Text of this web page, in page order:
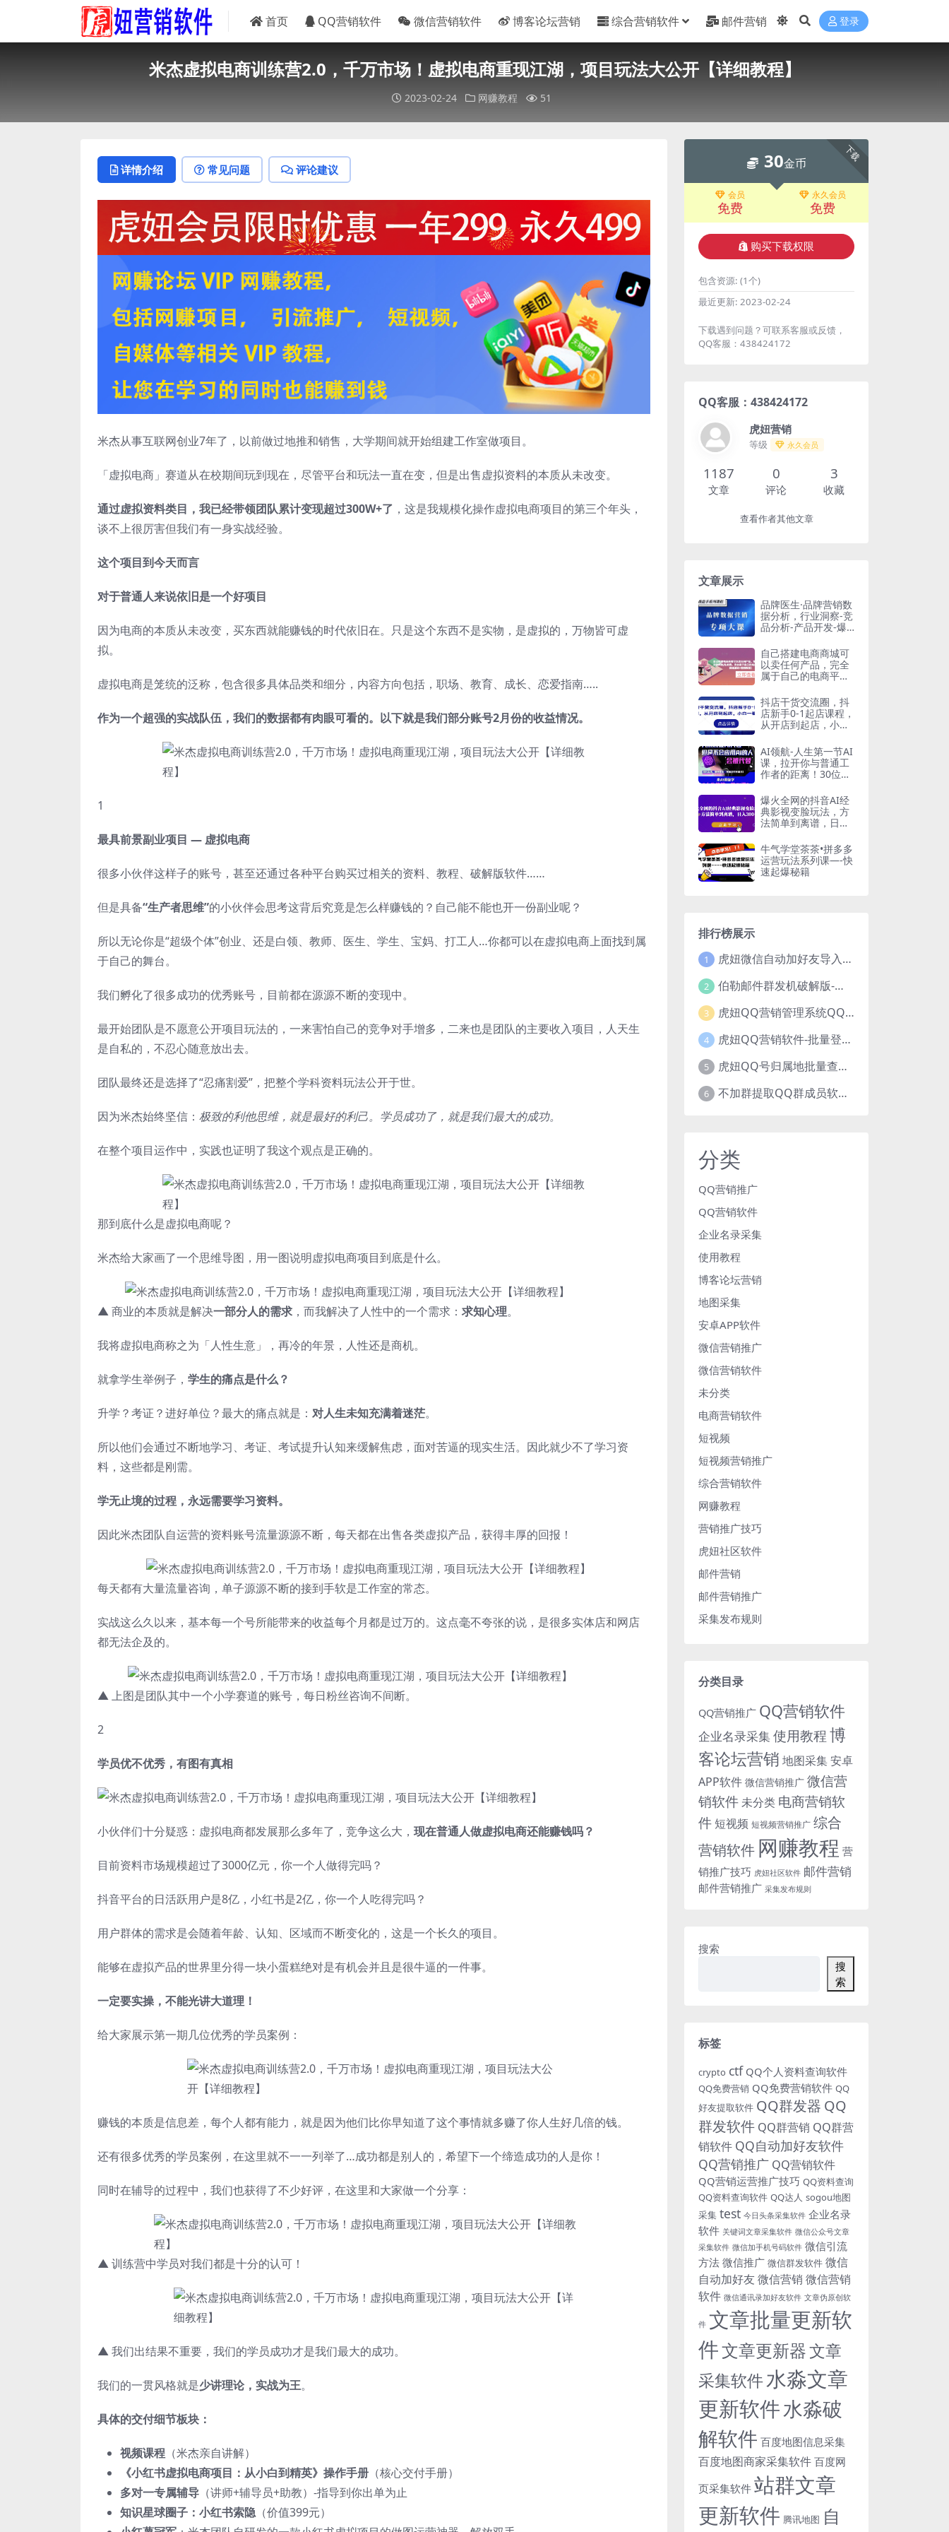
首页 QQ营销软件 微信营销软件 博客论坛营销 综合营销软件 邮件营销 登录
米杰虚拟电商训练营2.0，千万市场！虚拟电商重现江湖，项目玩法大公开【详细教程】
2023-02-24 网赚教程 51
详情介绍 常见问题 评论建议
米杰从事互联网创业7年了，以前做过地推和销售，大学期间就开始组建工作室做项目。
「虚拟电商」赛道从在校期间玩到现在，尽管平台和玩法一直在变，但是出售虚拟资料的本质从未改变。
通过虚拟资料类目，我已经带领团队累计变现超过300W+了 ，这是我规模化操作虚拟电商项目的第三个年头，
谈不上很厉害但我们有一身实战经验。
这个项目到今天而言
对于普通人来说依旧是一个好项目
因为电商的本质从未改变，买东西就能赚钱的时代依旧在。只是这个东西不是实物，是虚拟的，万物皆可虚
拟。
虚拟电商是笼统的泛称，包含很多具体品类和细分，内容方向包括，职场、教育、成长、恋爱指南…..
作为一个超强的实战队伍，我们的数据都有肉眼可看的。以下就是我们部分账号2月份的收益情况。
1
最具前景副业项目 — 虚拟电商
很多小伙伴这样子的账号，甚至还通过各种平台购买过相关的资料、教程、破解版软件……
但是具备“生产者思维”的小伙伴会思考这背后究竟是怎么样赚钱的？自己能不能也开一份副业呢？
所以无论你是“超级个体”创业、还是白领、教师、医生、学生、宝妈、打工人…你都可以在虚拟电商上面找到属
于自己的舞台。
我们孵化了很多成功的优秀账号，目前都在源源不断的变现中。
最开始团队是不愿意公开项目玩法的，一来害怕自己的竞争对手增多，二来也是团队的主要收入项目，人天生
是自私的，不忍心随意放出去。
团队最终还是选择了“忍痛割爱”，把整个学科资料玩法公开于世。
因为米杰始终坚信： 极致的利他思维，就是最好的利己。学员成功了，就是我们最大的成功。
在整个项目运作中，实践也证明了我这个观点是正确的。
那到底什么是虚拟电商呢？
米杰给大家画了一个思维导图，用一图说明虚拟电商项目到底是什么。
▲ 商业的本质就是解决一部分人的需求 ，而我解决了人性中的一个需求： 求知心理。
我将虚拟电商称之为「人性生意」，再冷的年景，人性还是商机。
就拿学生举例子， 学生的痛点是什么？
升学？考证？进好单位？最大的痛点就是： 对人生未知充满着迷茫。
所以他们会通过不断地学习、考证、考试提升认知来缓解焦虑，面对苦逼的现实生活。因此就少不了学习资
料，这些都是刚需。
学无止境的过程，永远需要学习资料。
因此米杰团队自运营的资料账号流量源源不断，每天都在出售各类虚拟产品，获得丰厚的回报！
每天都有大量流量咨询，单子源源不断的接到手软是工作室的常态。
实战这么久以来，基本每一个号所能带来的收益每个月都是过万的。这点毫不夸张的说，是很多实体店和网店
都无法企及的。
▲ 上图是团队其中一个小学赛道的账号，每日粉丝咨询不间断。
2
学员优不优秀，有图有真相
小伙伴们十分疑惑：虚拟电商都发展那么多年了，竞争这么大， 现在普通人做虚拟电商还能赚钱吗？
目前资料市场规模超过了3000亿元，你一个人做得完吗？
抖音平台的日活跃用户是8亿，小红书是2亿，你一个人吃得完吗？
用户群体的需求是会随着年龄、认知、区域而不断变化的，这是一个长久的项目。
能够在虚拟产品的世界里分得一块小蛋糕绝对是有机会并且是很牛逼的一件事。
一定要实操，不能光讲大道理！
给大家展示第一期几位优秀的学员案例：
赚钱的本质是信息差，每个人都有能力，就是因为他们比你早知道了这个事情就多赚了你人生好几倍的钱。
还有很多优秀的学员案例，在这里就不一一列举了…成功都是别人的，希望下一个缔造成功的人是你！
同时在辅导的过程中，我们也获得了不少好评，在这里和大家做一个分享：
▲ 训练营中学员对我们都是十分的认可！
▲ 我们出结果不重要，我们的学员成功才是我们最大的成功。
我们的一贯风格就是少讲理论，实战为王。
具体的交付细节板块：
视频课程（米杰亲自讲解）
《小红书虚拟电商项目：从小白到精英》操作手册 （核心交付手册）
多对一专属辅导 （讲师+辅导员+助教）-指导到你出单为止
知识星球圈子：小红书索隐（价值399元）
下载
30金币
会员
免费
永久会员
免费
购买下载权限
包含资源: (1个)
最近更新: 2023-02-24
下载遇到问题？可联系客服或反馈，
QQ客服：438424172
QQ客服：438424172
虎妞营销
等级 永久会员
1187
文章
0
评论
3
收藏
查看作者其他文章
文章展示
品牌医生·品牌营销数
据分析，行业洞察-竞
品分析-产品开发-爆
自己搭建电商商城可
以卖任何产品，完全
属于自己的电商平台
频教程】
抖店干货交流圈，抖
店新手0-1起店课程，
从开店到起店，小白
AI领航-人生第一节AI
课，拉开你与普通工
作者的距离！30位AI
小时Al心得
爆火全网的抖音AI经
典影视变脸玩法，方
法简单到离谱，日入
牛气学堂茶茶•拼多多
运营玩法系列课—-快
速起爆秘籍
排行榜展示
1 虎妞微信自动加好友导入手机号码批量精准添加客户售营销软件微商工具
2 伯勒邮件群发机破解版-邮件群发，QQ邮件群发，邮件群发软件，伯乐邮件群发工具，邮件群发器
3 虎妞QQ营销管理系统QQ好友群发营销软件
4 虎妞QQ营销软件-批量登录QQ挂机-添加好友-自动加群-群发消息-临时会话
5 虎妞QQ号归属地批量查询指定QQ绑定的手机号软件
6 不加群提取QQ群成员软件QQ群成员提取qq号邮箱软件
分类
QQ营销推广
QQ营销软件
企业名录采集
使用教程
博客论坛营销
地图采集
安卓APP软件
微信营销推广
微信营销软件
未分类
电商营销软件
短视频
短视频营销推广
综合营销软件
网赚教程
营销推广技巧
虎妞社区软件
邮件营销
邮件营销推广
采集发布规则
分类目录
QQ营销推广 QQ营销软件
企业名录采集使用教程博
客论坛营销 地图采集安卓
APP软件 微信营销推广 微信营
销软件未分类 电商营销软
件短视频 短视频营销推广 综合
营销软件 网赚教程 营
销推广技巧 虎妞社区软件 邮件营销
邮件营销推广 采集发布规则
搜索
搜
索
标签
crypto ctf QQ个人资料查询软件
QQ免费营销 QQ免费营销软件 QQ
好友提取软件 QQ群发器 QQ
群发软件 QQ群营销 QQ群营
销软件 QQ自动加好友软件
QQ营销推广 QQ营销软件
QQ营销运营推广技巧 QQ资料查询
QQ资料查询软件 QQ达人 sogou地图
采集 test 今日头条采集软件 企业名录
软件 关键词文章采集软件 微信公众号文章
采集软件 微信加手机号码软件 微信引流
方法 微信推广 微信群发软件 微信
自动加好友 微信营销 微信营销
软件 微信通讯录加好友软件 文章伪原创软
件 文章批量更新软
件文章更新器文章
采集软件水淼文章
更新软件水淼破
解软件 百度地图信息采集
百度地图商家采集软件 百度网
页采集软件 站群文章
更新软件 腾讯地图 自